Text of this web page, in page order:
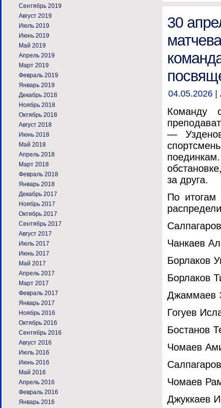
Сентябрь 2019
Август 2019
Июль 2019
Июнь 2019
Май 2019
Апрель 2019
Март 2019
Февраль 2019
Январь 2019
Декабрь 2018
Ноябрь 2018
Октябрь 2018
Август 2018
Июнь 2018
Май 2018
Апрель 2018
Март 2018
Февраль 2018
Январь 2018
Декабрь 2017
Ноябрь 2017
Октябрь 2017
Сентябрь 2017
Август 2017
Июль 2017
Июнь 2017
Май 2017
Апрель 2017
Март 2017
Февраль 2017
Январь 2017
Ноябрь 2016
Октябрь 2016
Сентябрь 2016
Август 2016
Июль 2016
Июнь 2016
Май 2016
Апрель 2016
Февраль 2016
Январь 2016
30
04.05.2026 |
Команду
—
за друга.
По итогам
Чанкаев
Борлаков
Борлаков
Джаммаев
Гогуев
Бостанов
Чомаев
Чомаев
Джуккаев